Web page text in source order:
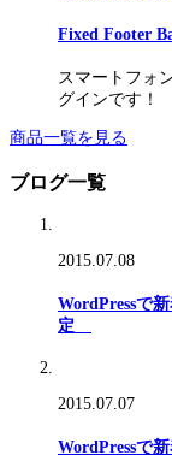
Fixed Footer
スマートフォ
グインです！
商品一覧を見る
ブログ一覧
2015.07.08
WordPressで
定
2015.07.07
WordPressで